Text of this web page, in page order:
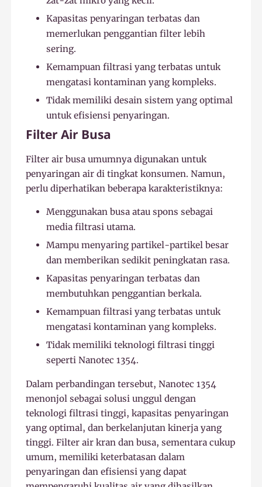
Kapasitas penyaringan terbatas dan
memerlukan penggantian filter lebih
sering.
Kemampuan filtrasi yang terbatas untuk
mengatasi kontaminan yang kompleks.
Tidak memiliki desain sistem yang optimal
untuk efisiensi penyaringan.
Filter Air Busa
Filter air busa umumnya digunakan untuk
penyaringan air di tingkat konsumen. Namun,
perlu diperhatikan beberapa karakteristiknya:
Menggunakan busa atau spons sebagai
media filtrasi utama.
Mampu menyaring partikel-partikel besar
dan memberikan sedikit peningkatan rasa.
Kapasitas penyaringan terbatas dan
membutuhkan penggantian berkala.
Kemampuan filtrasi yang terbatas untuk
mengatasi kontaminan yang kompleks.
Tidak memiliki teknologi filtrasi tinggi
seperti Nanotec 1354.
Dalam perbandingan tersebut, Nanotec 1354
menonjol sebagai solusi unggul dengan
teknologi filtrasi tinggi, kapasitas penyaringan
yang optimal, dan berkelanjutan kinerja yang
tinggi. Filter air kran dan busa, sementara cukup
umum, memiliki keterbatasan dalam
penyaringan dan efisiensi yang dapat